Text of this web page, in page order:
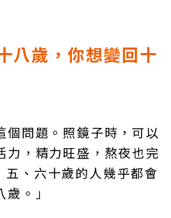
八歲，你想變回十
個問題。照鏡子時，可以
力，精力旺盛，熬夜也完
、六十歲的人幾乎都會
。」